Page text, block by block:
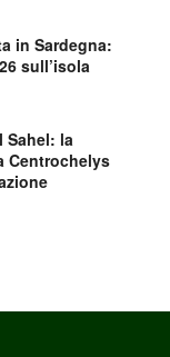
in Sardegna:
sull’isola
Sahel: la
Centrochelys